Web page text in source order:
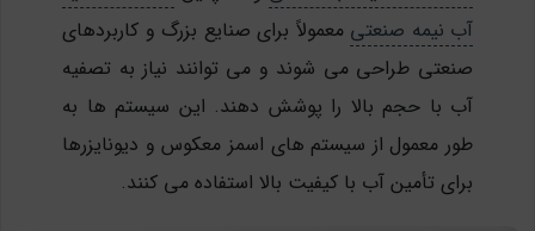
آب نیمه صنعتی معمولاً برای صنایع بزرگ و کاربردهای
صنعتی طراحی می شوند و می توانند نیاز به تصفیه
آب با حجم بالا را پوشش دهند. این سیستم ها به
طور معمول از سیستم های اسمز معکوس و دیونایزرها
برای تأمین آب با کیفیت بالا استفاده می کنند.